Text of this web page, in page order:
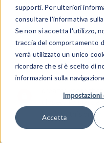
supporti. Per ulteriori
consultare l'informativa sulla
Se non si accetta l'utilizzo,
traccia del comportamento
verrà utilizzato un unico
ricordare che si è scelto di
informazioni sulla
Accetta
NEW DISCUSSION
Discussion
created more
closed. To start a
back to this one,